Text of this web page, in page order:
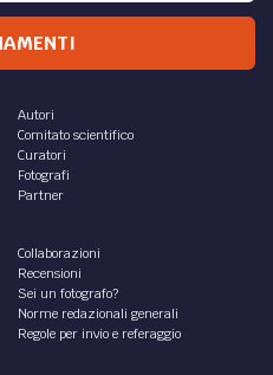
la verità sull’uomo
sul peccato e sulla
simbolico ed edificante.